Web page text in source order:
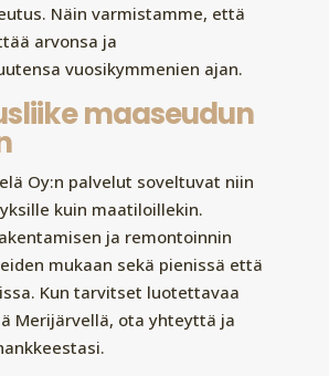
Näin varmistamme, että
arvonsa ja
vuosikymmenien ajan.
maaseudun
Oy:n palvelut soveltuvat niin
kuin maatiloillekin.
ja remontoinnin
mukaan sekä pienissä että
Kun tarvitset luotettavaa
Merijärvellä, ota yhteyttä ja